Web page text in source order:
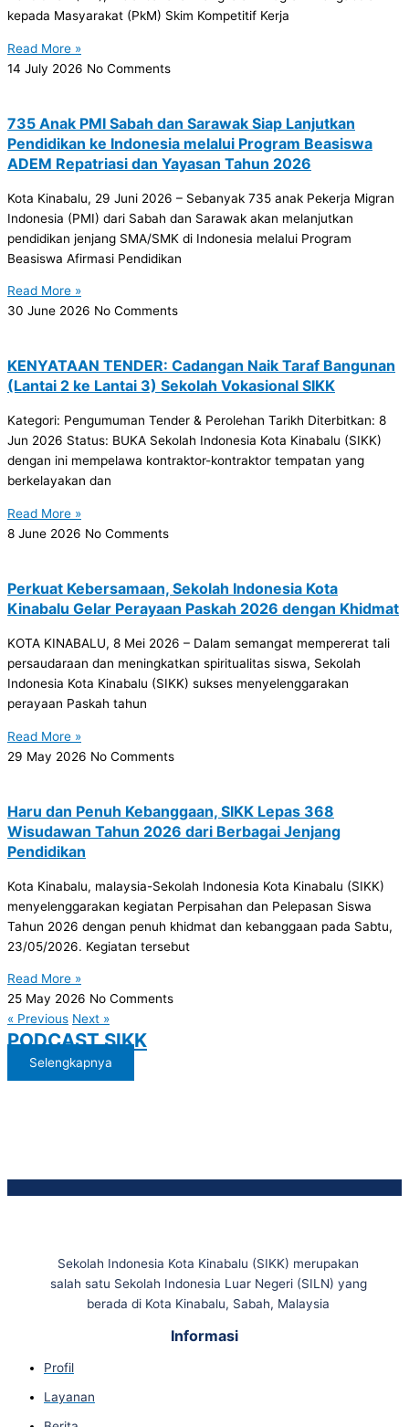
kepada Masyarakat (PkM) Skim Kompetitif Kerja
Read More »
14 July 2026 No Comments
735 Anak PMI Sabah dan Sarawak Siap Lanjutkan
Pendidikan ke Indonesia melalui Program Beasiswa
ADEM Repatriasi dan Yayasan Tahun 2026
Kota Kinabalu, 29 Juni 2026 – Sebanyak 735 anak Pekerja Migran
Indonesia (PMI) dari Sabah dan Sarawak akan melanjutkan
pendidikan jenjang SMA/SMK di Indonesia melalui Program
Beasiswa Afirmasi Pendidikan
Read More »
30 June 2026 No Comments
KENYATAAN TENDER: Cadangan Naik Taraf Bangunan
(Lantai 2 ke Lantai 3) Sekolah Vokasional SIKK
Kategori: Pengumuman Tender & Perolehan Tarikh Diterbitkan: 8
Jun 2026 Status: BUKA Sekolah Indonesia Kota Kinabalu (SIKK)
dengan ini mempelawa kontraktor-kontraktor tempatan yang
berkelayakan dan
Read More »
8 June 2026 No Comments
Perkuat Kebersamaan, Sekolah Indonesia Kota
Kinabalu Gelar Perayaan Paskah 2026 dengan Khidmat
KOTA KINABALU, 8 Mei 2026 – Dalam semangat mempererat tali
persaudaraan dan meningkatkan spiritualitas siswa, Sekolah
Indonesia Kota Kinabalu (SIKK) sukses menyelenggarakan
perayaan Paskah tahun
Read More »
29 May 2026 No Comments
Haru dan Penuh Kebanggaan, SIKK Lepas 368
Wisudawan Tahun 2026 dari Berbagai Jenjang
Pendidikan
Kota Kinabalu, malaysia-Sekolah Indonesia Kota Kinabalu (SIKK)
menyelenggarakan kegiatan Perpisahan dan Pelepasan Siswa
Tahun 2026 dengan penuh khidmat dan kebanggaan pada Sabtu,
23/05/2026. Kegiatan tersebut
Read More »
25 May 2026 No Comments
« Previous Next »
PODCAST SIKK
Selengkapnya
Sekolah Indonesia Kota Kinabalu (SIKK) merupakan
salah satu Sekolah Indonesia Luar Negeri (SILN) yang
berada di Kota Kinabalu, Sabah, Malaysia
Informasi
Profil
Layanan